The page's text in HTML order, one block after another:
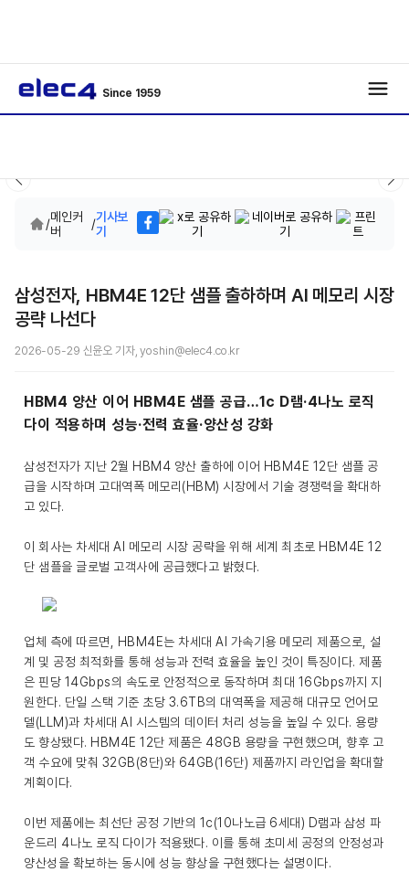
Since 1959
/메인커
버
/기사보
기
삼성전자, HBM4E 12단 샘플 출하하며 AI 메모리 시장
공략 나선다
2026-05-29 신윤오 기자, yoshin@elec4.co.kr
HBM4 양산 이어 HBM4E 샘플 공급…1c D램·4나노 로직
다이 적용하며 성능·전력 효율·양산성 강화
삼성전자가 지난 2월 HBM4 양산 출하에 이어 HBM4E 12단 샘플 공
급을 시작하며 고대역폭 메모리(HBM) 시장에서 기술 경쟁력을 확대하
고 있다.
이 회사는 차세대 AI 메모리 시장 공략을 위해 세계 최초로 HBM4E 12
단 샘플을 글로벌 고객사에 공급했다고 밝혔다.
업체 측에 따르면, HBM4E는 차세대 AI 가속기용 메모리 제품으로, 설
계 및 공정 최적화를 통해 성능과 전력 효율을 높인 것이 특징이다. 제품
은 핀당 14Gbps의 속도로 안정적으로 동작하며 최대 16Gbps까지 지
원한다. 단일 스택 기준 초당 3.6TB의 대역폭을 제공해 대규모 언어모
델(LLM)과 차세대 AI 시스템의 데이터 처리 성능을 높일 수 있다. 용량
도 향상됐다. HBM4E 12단 제품은 48GB 용량을 구현했으며, 향후 고
객 수요에 맞춰 32GB(8단)와 64GB(16단) 제품까지 라인업을 확대할
계획이다.
이번 제품에는 최선단 공정 기반의 1c(10나노급 6세대) D램과 삼성 파
운드리 4나노 로직 다이가 적용됐다. 이를 통해 초미세 공정의 안정성과
양산성을 확보하는 동시에 성능 향상을 구현했다는 설명이다.